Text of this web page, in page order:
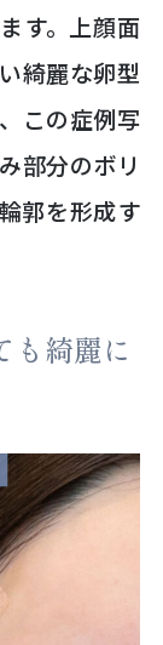
す。上顔面
綺麗な卵型
この症例写
部分のボリ
郭を形成す
も綺麗に